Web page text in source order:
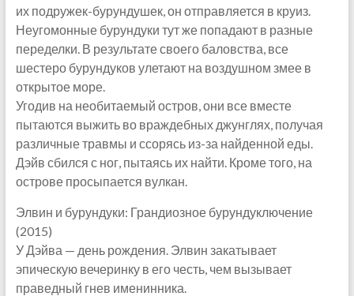
их подружек-бурундушек, он отправляется в круиз.
Неугомонные бурундуки тут же попадают в разные
переделки. В результате своего баловства, все
шестеро бурундуков улетают на воздушном змее в
открытое море.
Угодив на необитаемый остров, они все вместе
пытаются выжить во враждебных джунглях, получая
различные травмы и ссорясь из-за найденной еды.
Дэйв сбился с ног, пытаясь их найти. Кроме того, на
острове просыпается вулкан.
Элвин и бурундуки: Грандиозное бурундуключение
(2015)
У Дэйва — день рождения. Элвин закатывает
эпическую вечеринку в его честь, чем вызывает
праведный гнев именинника.